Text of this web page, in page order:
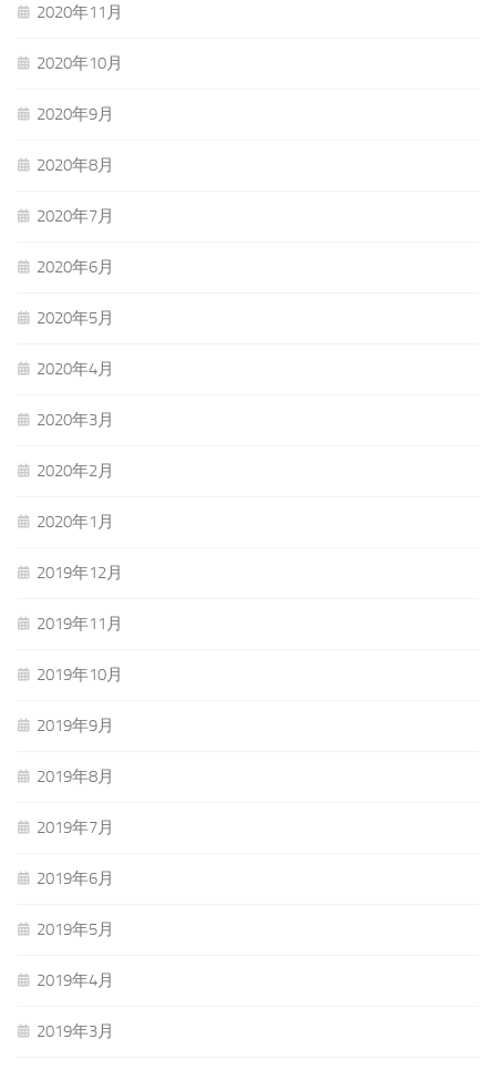
2020年11月
2020年10月
2020年9月
2020年8月
2020年7月
2020年6月
2020年5月
2020年4月
2020年3月
2020年2月
2020年1月
2019年12月
2019年11月
2019年10月
2019年9月
2019年8月
2019年7月
2019年6月
2019年5月
2019年4月
2019年3月